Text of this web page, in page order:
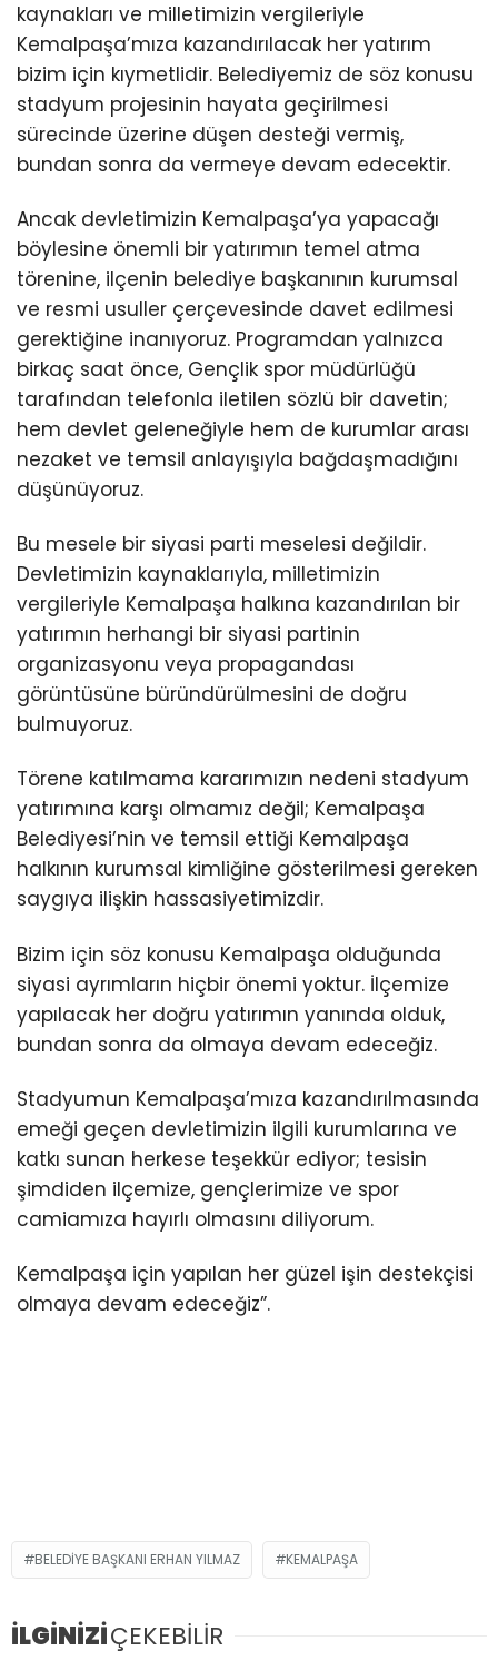
kaynakları ve milletimizin vergileriyle
Kemalpaşa’mıza kazandırılacak her yatırım
bizim için kıymetlidir. Belediyemiz de söz konusu
stadyum projesinin hayata geçirilmesi
sürecinde üzerine düşen desteği vermiş,
bundan sonra da vermeye devam edecektir.
Ancak devletimizin Kemalpaşa’ya yapacağı
böylesine önemli bir yatırımın temel atma
törenine, ilçenin belediye başkanının kurumsal
ve resmi usuller çerçevesinde davet edilmesi
gerektiğine inanıyoruz. Programdan yalnızca
birkaç saat önce, Gençlik spor müdürlüğü
tarafından telefonla iletilen sözlü bir davetin;
hem devlet geleneğiyle hem de kurumlar arası
nezaket ve temsil anlayışıyla bağdaşmadığını
düşünüyoruz.
Bu mesele bir siyasi parti meselesi değildir.
Devletimizin kaynaklarıyla, milletimizin
vergileriyle Kemalpaşa halkına kazandırılan bir
yatırımın herhangi bir siyasi partinin
organizasyonu veya propagandası
görüntüsüne büründürülmesini de doğru
bulmuyoruz.
Törene katılmama kararımızın nedeni stadyum
yatırımına karşı olmamız değil; Kemalpaşa
Belediyesi’nin ve temsil ettiği Kemalpaşa
halkının kurumsal kimliğine gösterilmesi gereken
saygıya ilişkin hassasiyetimizdir.
Bizim için söz konusu Kemalpaşa olduğunda
siyasi ayrımların hiçbir önemi yoktur. İlçemize
yapılacak her doğru yatırımın yanında olduk,
bundan sonra da olmaya devam edeceğiz.
Stadyumun Kemalpaşa’mıza kazandırılmasında
emeği geçen devletimizin ilgili kurumlarına ve
katkı sunan herkese teşekkür ediyor; tesisin
şimdiden ilçemize, gençlerimize ve spor
camiamıza hayırlı olmasını diliyorum.
Kemalpaşa için yapılan her güzel işin destekçisi
olmaya devam edeceğiz”.
BELEDIYE BAŞKANI ERHAN YILMAZ KEMALPAŞA
İLGİNİZİÇEKEBİLİR